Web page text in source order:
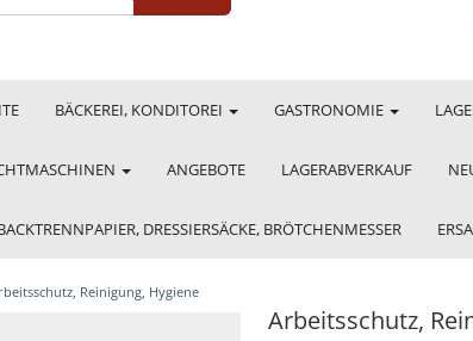
BÄCKEREI, KONDITOREI GASTRONOMIE
ANGEBOTE LAGERABVERKAUF
DRESSIERSÄCKE, BRÖTCHENMESSER
Reinigung, Hygiene
Arbeitsschutz,